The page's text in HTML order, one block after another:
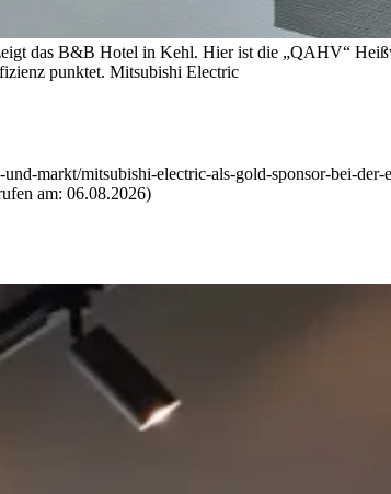
das B&B Hotel in Kehl. Hier ist die „QAHV“
punktet. Mitsubishi Electric
markt/mitsubishi-electric-als-gold-sponsor-bei-
am: 06.08.2026)